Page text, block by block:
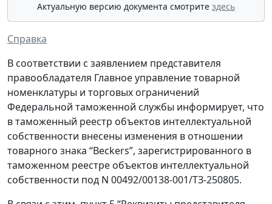
Актуальную версию документа смотрите здесь
Справка
В соответствии с заявлением представителя
правообладателя Главное управление товарной
номенклатуры и торговых ограничений
Федеральной таможенной службы информирует, что
в таможенный реестр объектов интеллектуальной
собственности внесены изменения в отношении
товарного знака “Beckers”, зарегистрированного в
таможенном реестре объектов интеллектуальной
собственности под N 00492/00138-001/ТЗ-250805.